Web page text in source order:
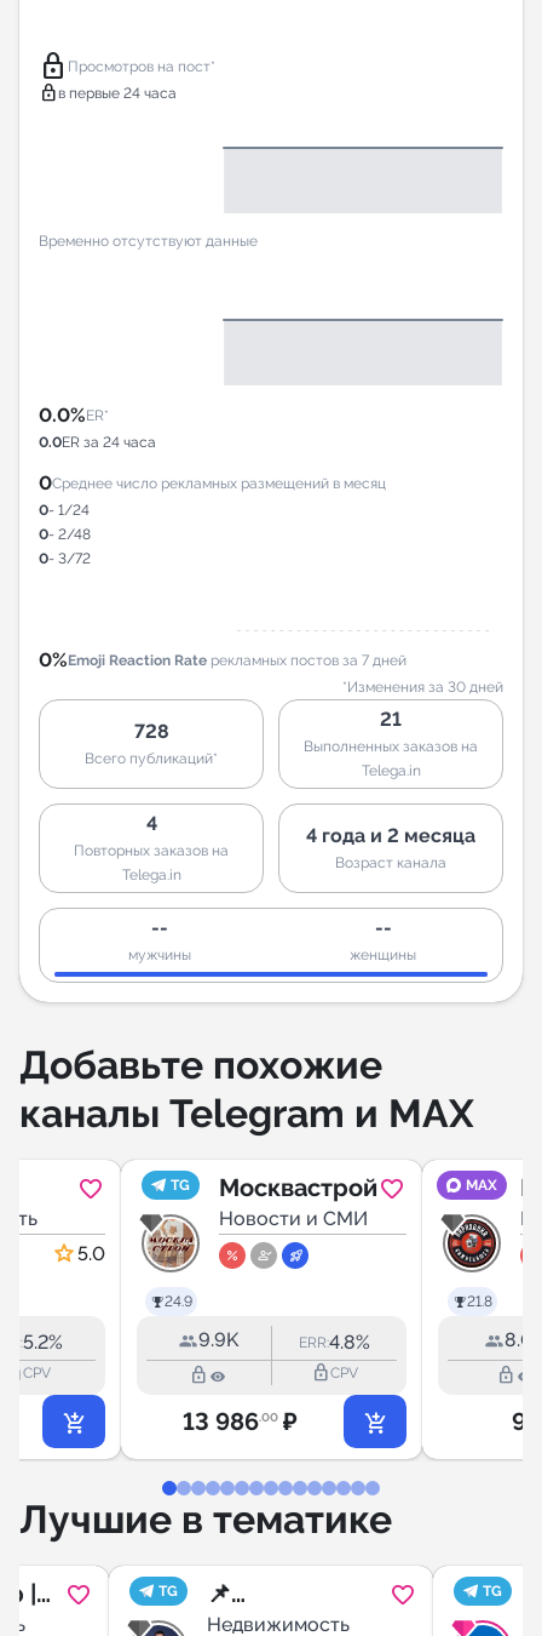
lock Просмотров на пост*
lock в первые 24 часа
Временно отсутствуют данные
0.0%ER*
0.0ER за 24 часа
0Среднее число рекламных размещений в месяц
0- 1/24
0- 2/48
0- 3/72
0%Emoji Reaction Rate рекламных постов за 7 дней
*Изменения за 30 дней
728
Всего публикаций*
21
Выполненных заказов на
Telega.in
4
Повторных заказов на
Telega.in
4 года и 2 месяца
Возраст канала
--
мужчины
--
женщины
Добавьте похожие
каналы Telegram и MAX
5.0
5.2%
lock_outlineCPV
TG
24.9
Москвастрой
Новости и СМИ
9.9K ERR:4.8%
lock_outline lock_outlineCPV
13 986.00 ₽
MAX
21.8
lock_outline
Лучшие в тематике
| TG
📌
Недвижимост
Недвижимость
TG